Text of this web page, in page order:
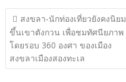
แนะแนว
เรื่อง
สงขลา-นักท่องเที่ยวยังคงนิยม
ขึ้นเขาตังกวน เพื่อชมทัศนียภาพ
โดยรอบ 360 องศา ของเมือง
สงขลาเมืองสองทะเล